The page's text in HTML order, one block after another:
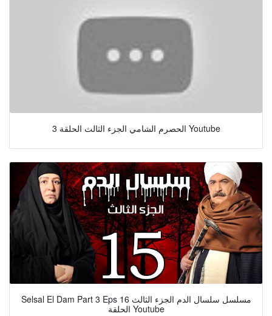
الحصرم الشامي الجزء الثالث الحلقة 3 Youtube
Selsal El Dam Part 3 Eps 16 مسلسل سلسال الدم الجزء الثالث
الحلقة Youtube